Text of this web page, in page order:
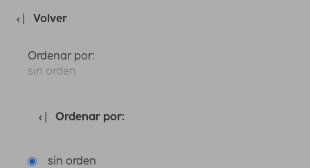
Volver
Ordenar por:
sin orden
Ordenar por:
sin orden